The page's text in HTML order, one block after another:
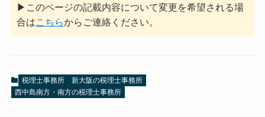
▶このページの記載内容について変更を希望される場
合はこちらからご連絡ください。
税理士事務所
新大阪の税理士事務所
西中島南方・南方の税理士事務所